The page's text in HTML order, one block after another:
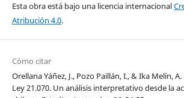
Esta obra está bajo una licencia internacional
Atribución 4.0.
Cómo citar
Orellana Yáñez, J., Pozo Paillán, I., & Ika Melín,
Ley 21.070. Un análisis interpretativo desde la